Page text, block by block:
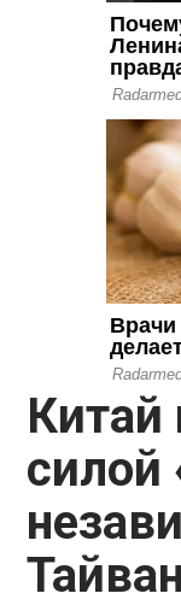
Китай
силой